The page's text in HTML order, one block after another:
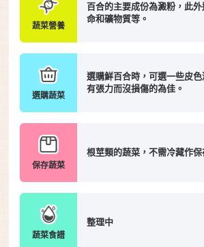
蔬菜營養
百合的主要成份為澱粉，此
命和礦物質等。
選購蔬菜
選購鮮百合時，可選一些皮
有張力而沒損傷的為佳。
保存蔬菜
根莖類的蔬菜，不需冷藏作保
蔬菜食譜
整理中